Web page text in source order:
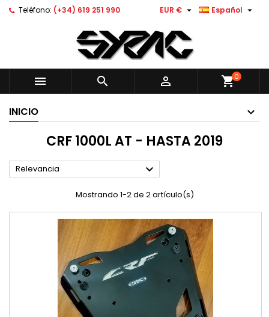
Teléfono: (+34) 619 251 990 Español 
EUR € 
   shopping_cart0
INICIO
CRF 1000L AT - HASTA 2019
Relevancia 
Mostrando 1-2 de 2 artículo(s)